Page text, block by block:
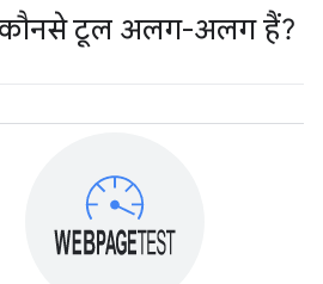
कौनसे टूल अलग-अलग हैं?